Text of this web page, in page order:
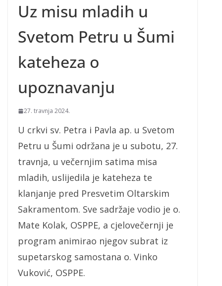
Uz misu mladih u
Svetom Petru u Šumi
kateheza o
upoznavanju
27. travnja 2024.
U crkvi sv. Petra i Pavla ap. u Svetom
Petru u Šumi održana je u subotu, 27.
travnja, u večernjim satima misa
mladih, uslijedila je kateheza te
klanjanje pred Presvetim Oltarskim
Sakramentom. Sve sadržaje vodio je o.
Mate Kolak, OSPPE, a cjelovečernji je
program animirao njegov subrat iz
supetarskog samostana o. Vinko
Vuković, OSPPE.